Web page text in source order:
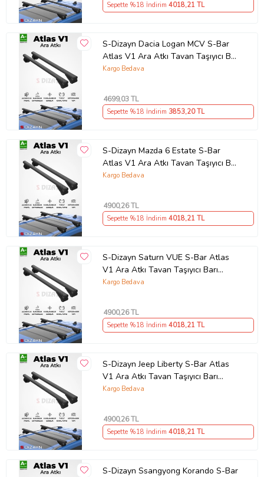
Sepette %18 İndirim 4018,21 TL
S-Dizayn Dacia Logan MCV S-Bar
Atlas V1 Ara Atkı Tavan Taşıyıcı Barı
Siyah 120 Cm 2006-2012 A+ Kalite
Kargo Bedava
4699,03 TL
Sepette %18 İndirim 3853,20 TL
S-Dizayn Mazda 6 Estate S-Bar
Atlas V1 Ara Atkı Tavan Taşıyıcı Barı
Siyah 130 Cm 2013-2015 A+ Kalite
Kargo Bedava
4900,26 TL
Sepette %18 İndirim 4018,21 TL
S-Dizayn Saturn VUE S-Bar Atlas
V1 Ara Atkı Tavan Taşıyıcı Barı
Siyah 130 Cm 2001-2009 A+ Kalite
Kargo Bedava
4900,26 TL
Sepette %18 İndirim 4018,21 TL
S-Dizayn Jeep Liberty S-Bar Atlas
V1 Ara Atkı Tavan Taşıyıcı Barı
Siyah 130 Cm 2002-2007 A+ Kalite
Kargo Bedava
4900,26 TL
Sepette %18 İndirim 4018,21 TL
S-Dizayn Ssangyong Korando S-Bar